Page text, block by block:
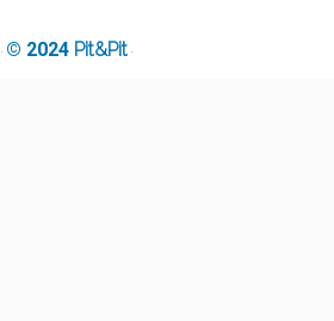
· © 2024 Pit&Pit ·